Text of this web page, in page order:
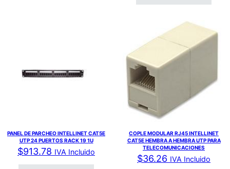
PANEL DE PARCHEO INTELLINET CAT5E
UTP 24 PUERTOS RACK 19 1U
$913.78 IVA Incluido
COPLE MODULAR RJ45 INTELLINET
CAT5E HEMBRA A HEMBRA UTP PARA
TELECOMUNICACIONES
$36.26 IVA Incluido